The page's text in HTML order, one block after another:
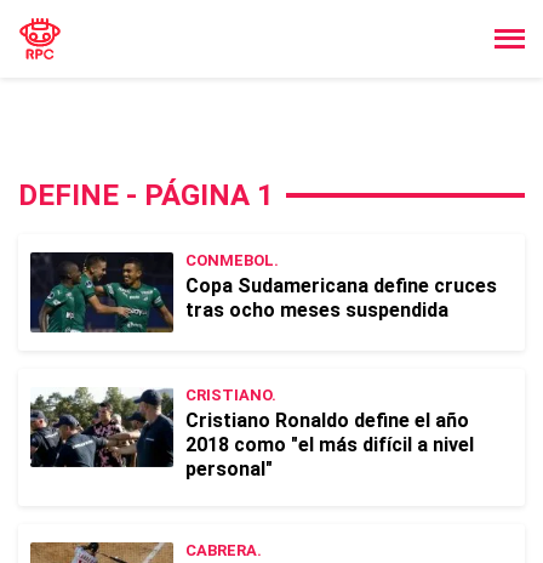
DEFINE - PÁGINA 1
CONMEBOL.
Copa Sudamericana define cruces
tras ocho meses suspendida
CRISTIANO.
Cristiano Ronaldo define el año
2018 como "el más difícil a nivel
personal"
CABRERA.